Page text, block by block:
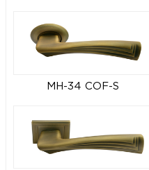
MH-34 COF-S